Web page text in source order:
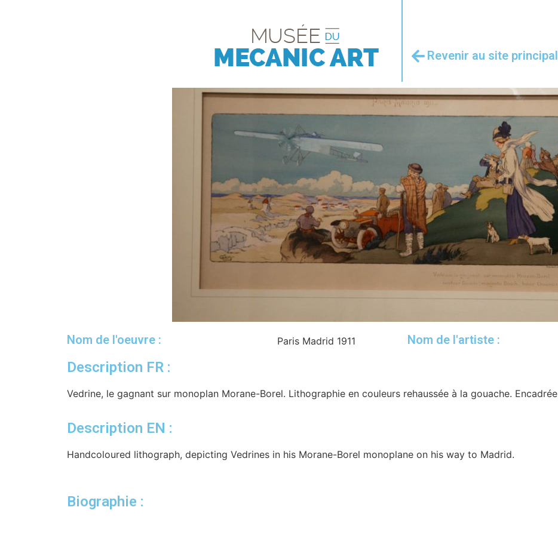
Revenir au site principal
Nom de l'oeuvre : Paris Madrid 1911 Nom de l'artiste :
Description FR :
Vedrine, le gagnant sur monoplan Morane-Borel. Lithographie en couleurs rehaussée à la gouache. Encadrée
Description EN :
Handcoloured lithograph, depicting Vedrines in his Morane-Borel monoplane on his way to Madrid.
Biographie :